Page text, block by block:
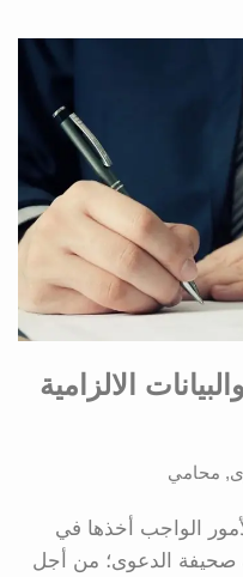
الالزامية
, محامي
الواجب أخذها في
صحيفة الدعوى؛ من أجل